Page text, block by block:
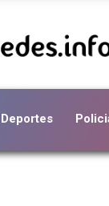
Deportes